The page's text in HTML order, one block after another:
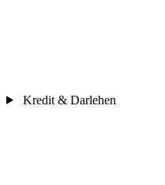
Kredit & Darlehen